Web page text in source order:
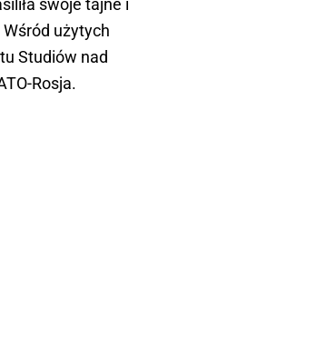
swoje tajne i
użytych
Studiów nad
Rosja.